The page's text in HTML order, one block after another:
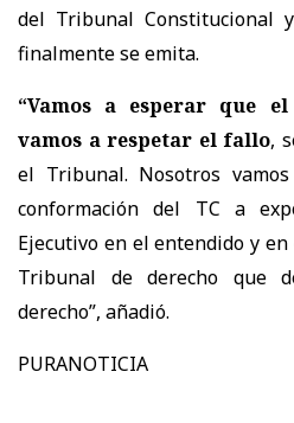
del Tribunal Constitucional
finalmente se emita.
“Vamos a esperar que
vamos a respetar el fallo,
el Tribunal. Nosotros
conformación del TC a
Ejecutivo en el entendido y
Tribunal de derecho que
derecho”, añadió.
PURANOTICIA